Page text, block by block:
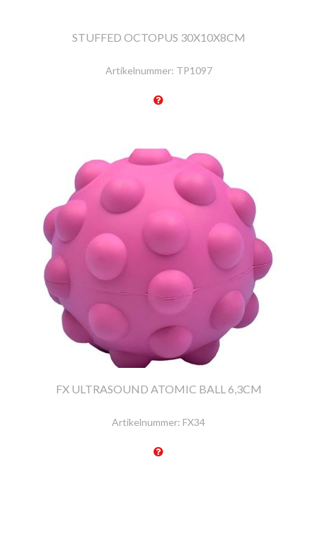
STUFFED OCTOPUS 30X10X8CM
Artikelnummer: TP1097
FX ULTRASOUND ATOMIC BALL 6,3CM
Artikelnummer: FX34